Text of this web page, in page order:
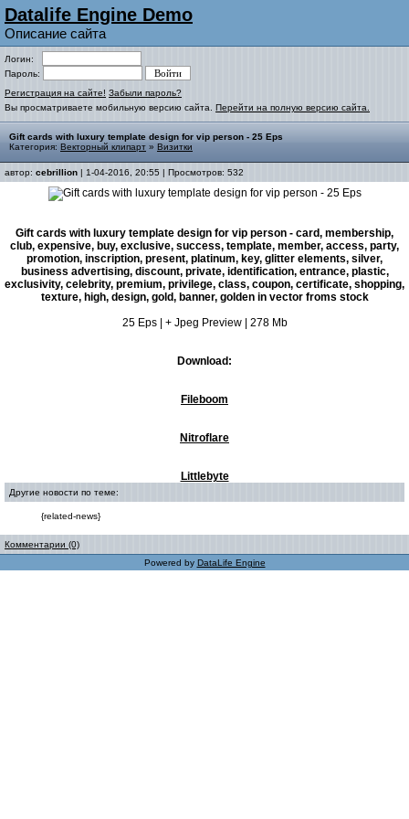
Datalife Engine Demo
Описание сайта
Логин:
Пароль:
Регистрация на сайте! Забыли пароль?
Вы просматриваете мобильную версию сайта. Перейти на полную версию сайта.
Gift cards with luxury template design for vip person - 25 Eps
Категория: Векторный клипарт » Визитки
автор: cebrillion | 1-04-2016, 20:55 | Просмотров: 532
Gift cards with luxury template design for vip person - card, membership,
club, expensive, buy, exclusive, success, template, member, access, party,
promotion, inscription, present, platinum, key, glitter elements, silver,
business advertising, discount, private, identification, entrance, plastic,
exclusivity, celebrity, premium, privilege, class, coupon, certificate, shopping,
texture, high, design, gold, banner, golden in vector froms stock
25 Eps | + Jpeg Preview | 278 Mb
Download:
Fileboom
Nitroflare
Littlebyte
Другие новости по теме:
{related-news}
Комментарии (0)
Powered by DataLife Engine